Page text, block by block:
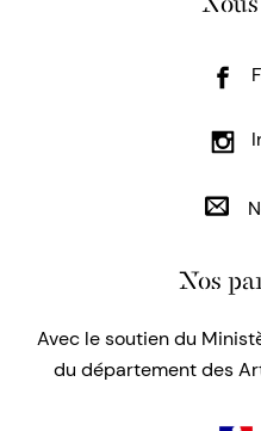
Nos
Avec le soutien du
du département des